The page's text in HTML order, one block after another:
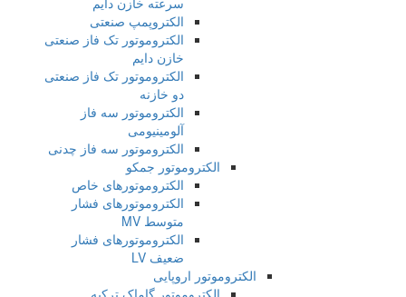
الکتروپمپ صنعتی
الکتروموتور تک فاز صنعتی
خازن دایم
الکتروموتور تک فاز صنعتی
دو خازنه
الکتروموتور سه فاز
آلومینیومی
الکتروموتور سه فاز چدنی
الکتروموتور جمکو
الکتروموتورهای خاص
الکتروموتورهای فشار
متوسط MV
الکتروموتورهای فشار
ضعیف LV
الکتروموتور اروپایی